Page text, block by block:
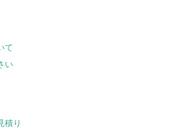
て
い
積り